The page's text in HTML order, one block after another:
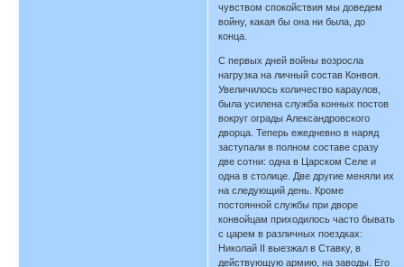
чувством спокойствия мы доведем
войну, какая бы она ни была, до
конца.
С первых дней войны возросла
нагрузка на личный состав Конвоя.
Увеличилось количество караулов,
была усилена служба конных постов
вокруг ограды Александровского
дворца. Теперь ежедневно в наряд
заступали в полном составе сразу
две сотни: одна в Царском Селе и
одна в столице. Две другие меняли их
на следующий день. Кроме
постоянной службы при дворе
конвойцам приходилось часто бывать
с царем в различных поездках:
Николай II выезжал в Ставку, в
действующую армию, на заводы. Его